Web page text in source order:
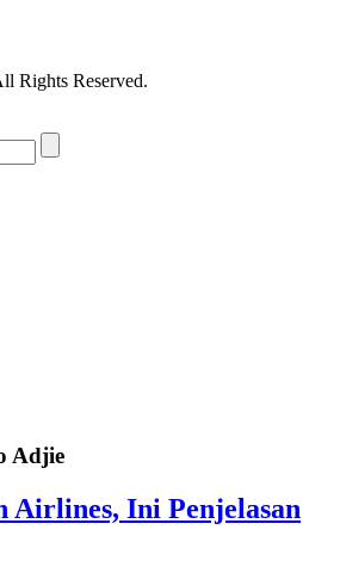
Rights Reserved.
Adjie
Airlines, Ini Penjelasan